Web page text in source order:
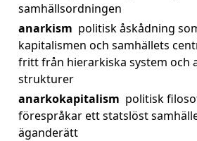
samhällsordningen
anarkism politisk åskådning
kapitalismen och samhällets
fritt från hierarkiska system och
strukturer
anarkokapitalism politisk
förespråkar ett statslöst
äganderätt